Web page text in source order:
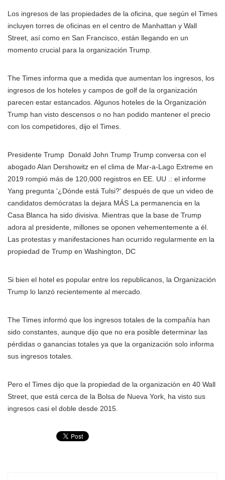
Los ingresos de las propiedades de la oficina, que según el Times
incluyen torres de oficinas en el centro de Manhattan y Wall
Street, así como en San Francisco, están llegando en un
momento crucial para la organización Trump.
The Times informa que a medida que aumentan los ingresos, los
ingresos de los hoteles y campos de golf de la organización
parecen estar estancados. Algunos hoteles de la Organización
Trump han visto descensos o no han podido mantener el precio
con los competidores, dijo el Times.
Presidente Trump Donald John Trump Trump conversa con el
abogado Alan Dershowitz en el clima de Mar-a-Lago Extreme en
2019 rompió más de 120,000 registros en EE. UU .: el informe
Yang pregunta '¿Dónde está Tulsi?' después de que un video de
candidatos demócratas la dejara MÁS La permanencia en la
Casa Blanca ha sido divisiva. Mientras que la base de Trump
adora al presidente, millones se oponen vehementemente a él.
Las protestas y manifestaciones han ocurrido regularmente en la
propiedad de Trump en Washington, DC
Si bien el hotel es popular entre los republicanos, la Organización
Trump lo lanzó recientemente al mercado.
The Times informó que los ingresos totales de la compañía han
sido constantes, aunque dijo que no era posible determinar las
pérdidas o ganancias totales ya que la organización solo informa
sus ingresos totales.
Pero el Times dijo que la propiedad de la organización en 40 Wall
Street, que está cerca de la Bolsa de Nueva York, ha visto sus
ingresos casi el doble desde 2015.